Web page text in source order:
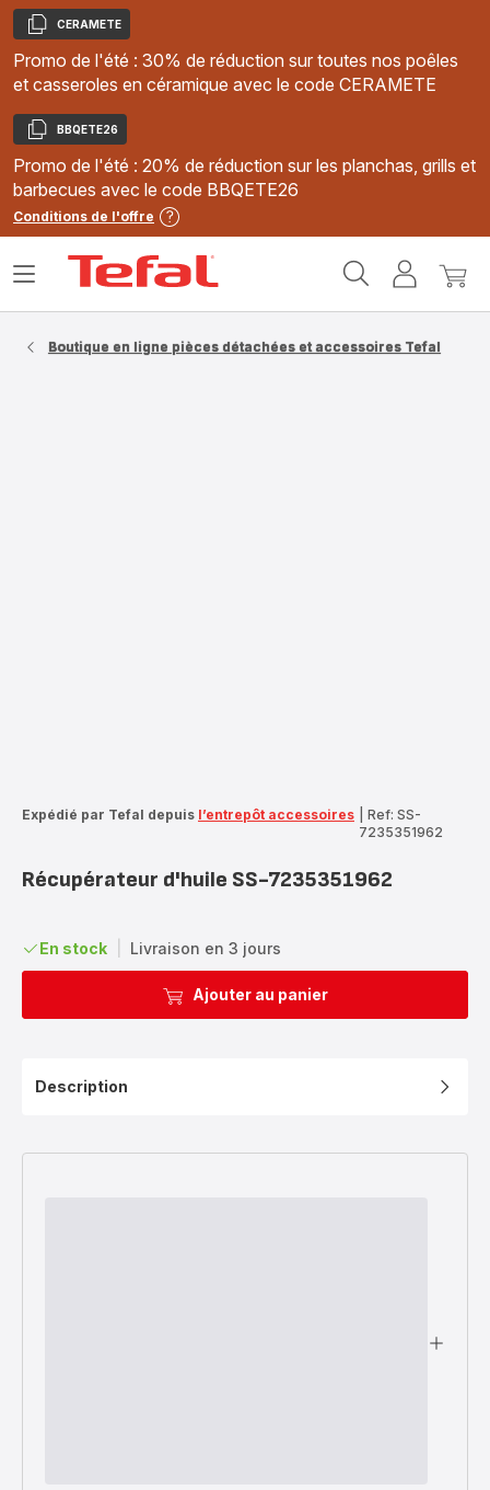
Copier
CERAMETE
Promo de l'été : 30% de réduction sur toutes nos poêles
et casseroles en céramique avec le code CERAMETE
Copier
BBQETE26
Promo de l'été : 20% de réduction sur les planchas, grills et
barbecues avec le code BBQETE26
Conditions de l'offre
MonMon
Ouvrir
Boutique en ligne pièces détachées et accessoires Tefal
Expédié par Tefal depuis l’entrepôt accessoires
Ref: SS-
7235351962
Récupérateur d'huile SS-7235351962
En stock Livraison en 3 jours
Ajouter au panier
Description